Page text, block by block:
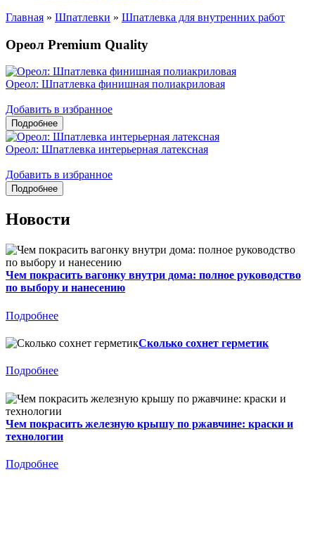
Главная » Шпатлевки » Шпатлевка для внутренних работ
Ореол Premium Quality
Ореол: Шпатлевка финишная полиакриловая
Добавить в избранное
Ореол: Шпатлевка интерьерная латексная
Добавить в избранное
Новости
Чем покрасить вагонку внутри дома: полное руководство
по выбору и нанесению
Подробнее
Сколько сохнет герметик
Подробнее
Чем покрасить железную крышу по ржавчине: краски и
технологии
Подробнее